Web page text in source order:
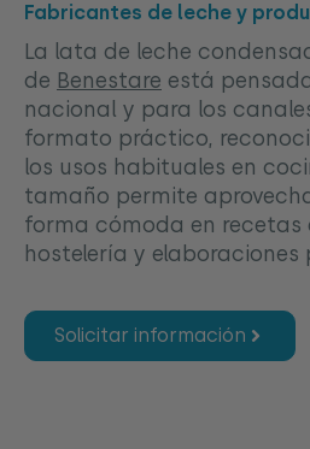
Fabricantes de leche y
La lata de leche
de Benestare está
nacional y para los
formato práctico,
los usos habituales en
tamaño permite
forma cómoda en recetas
hostelería y elaboraciones
Solicitar información